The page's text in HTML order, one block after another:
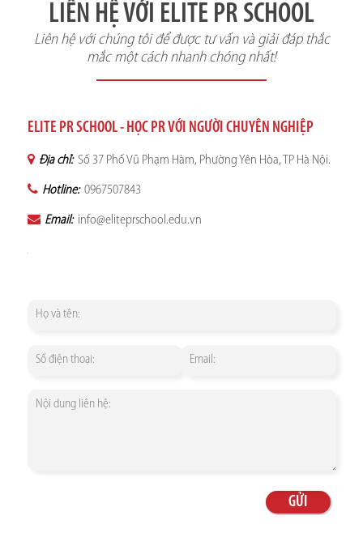
LIÊN HỆ VỚI ELITE PR SCHOOL
Liên hệ với chúng tôi để được tư vấn và giải đáp thắc
mắc một cách nhanh chóng nhất!
ELITE PR SCHOOL - HỌC PR VỚI NGƯỜI CHUYÊN NGHIỆP
Địa chỉ: Số 37 Phố Vũ Phạm Hàm, Phường Yên Hòa, TP Hà Nội.
Hotline: 0967507843
Email: info@eliteprschool.edu.vn